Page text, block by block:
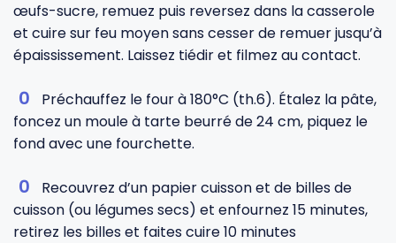
œufs-sucre, remuez puis reversez dans la casserole
et cuire sur feu moyen sans cesser de remuer jusqu’à
épaississement. Laissez tiédir et filmez au contact.
Préchauffez le four à 180°C (th.6). Étalez la pâte,
foncez un moule à tarte beurré de 24 cm, piquez le
fond avec une fourchette.
Recouvrez d’un papier cuisson et de billes de
cuisson (ou légumes secs) et enfournez 15 minutes,
retirez les billes et faites cuire 10 minutes